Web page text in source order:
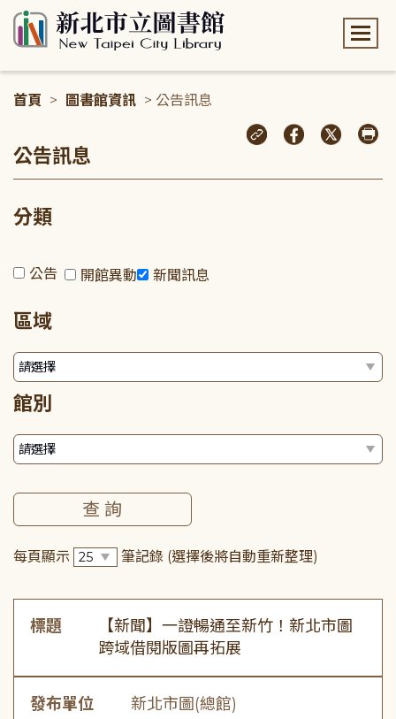
首頁 > 圖書館資訊 > 公告訊息
公告訊息
分類
公告 開館異動 新聞訊息
區域
館別
每頁顯示 筆記錄 (選擇後將自動重新整理)
標題
【新聞】一證暢通至新竹！新北市圖
跨域借閱版圖再拓展
發布單位 新北市圖(總館)